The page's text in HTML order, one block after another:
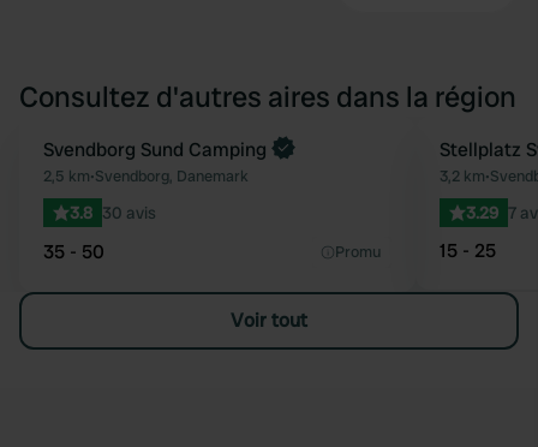
Consultez d'autres aires dans la région
Préféré
Reserve maintenant
Svendborg Sund Camping
2,5 km•Svendborg, Danemark
3.8 30 avis
35 - 50 Promu
Stellplatz
3,2 km•
3.29 7
15 - 25
Voir tout